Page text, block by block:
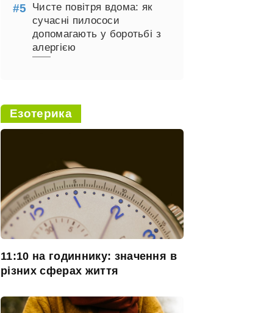
Чисте повітря вдома: як
сучасні пилососи
допомагають у боротьбі з
алергією
Езотерика
11:10 на годиннику: значення в
різних сферах життя